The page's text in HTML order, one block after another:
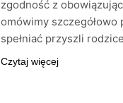
zgodność z
omówimy
spełniać przyszli
Czytaj więcej